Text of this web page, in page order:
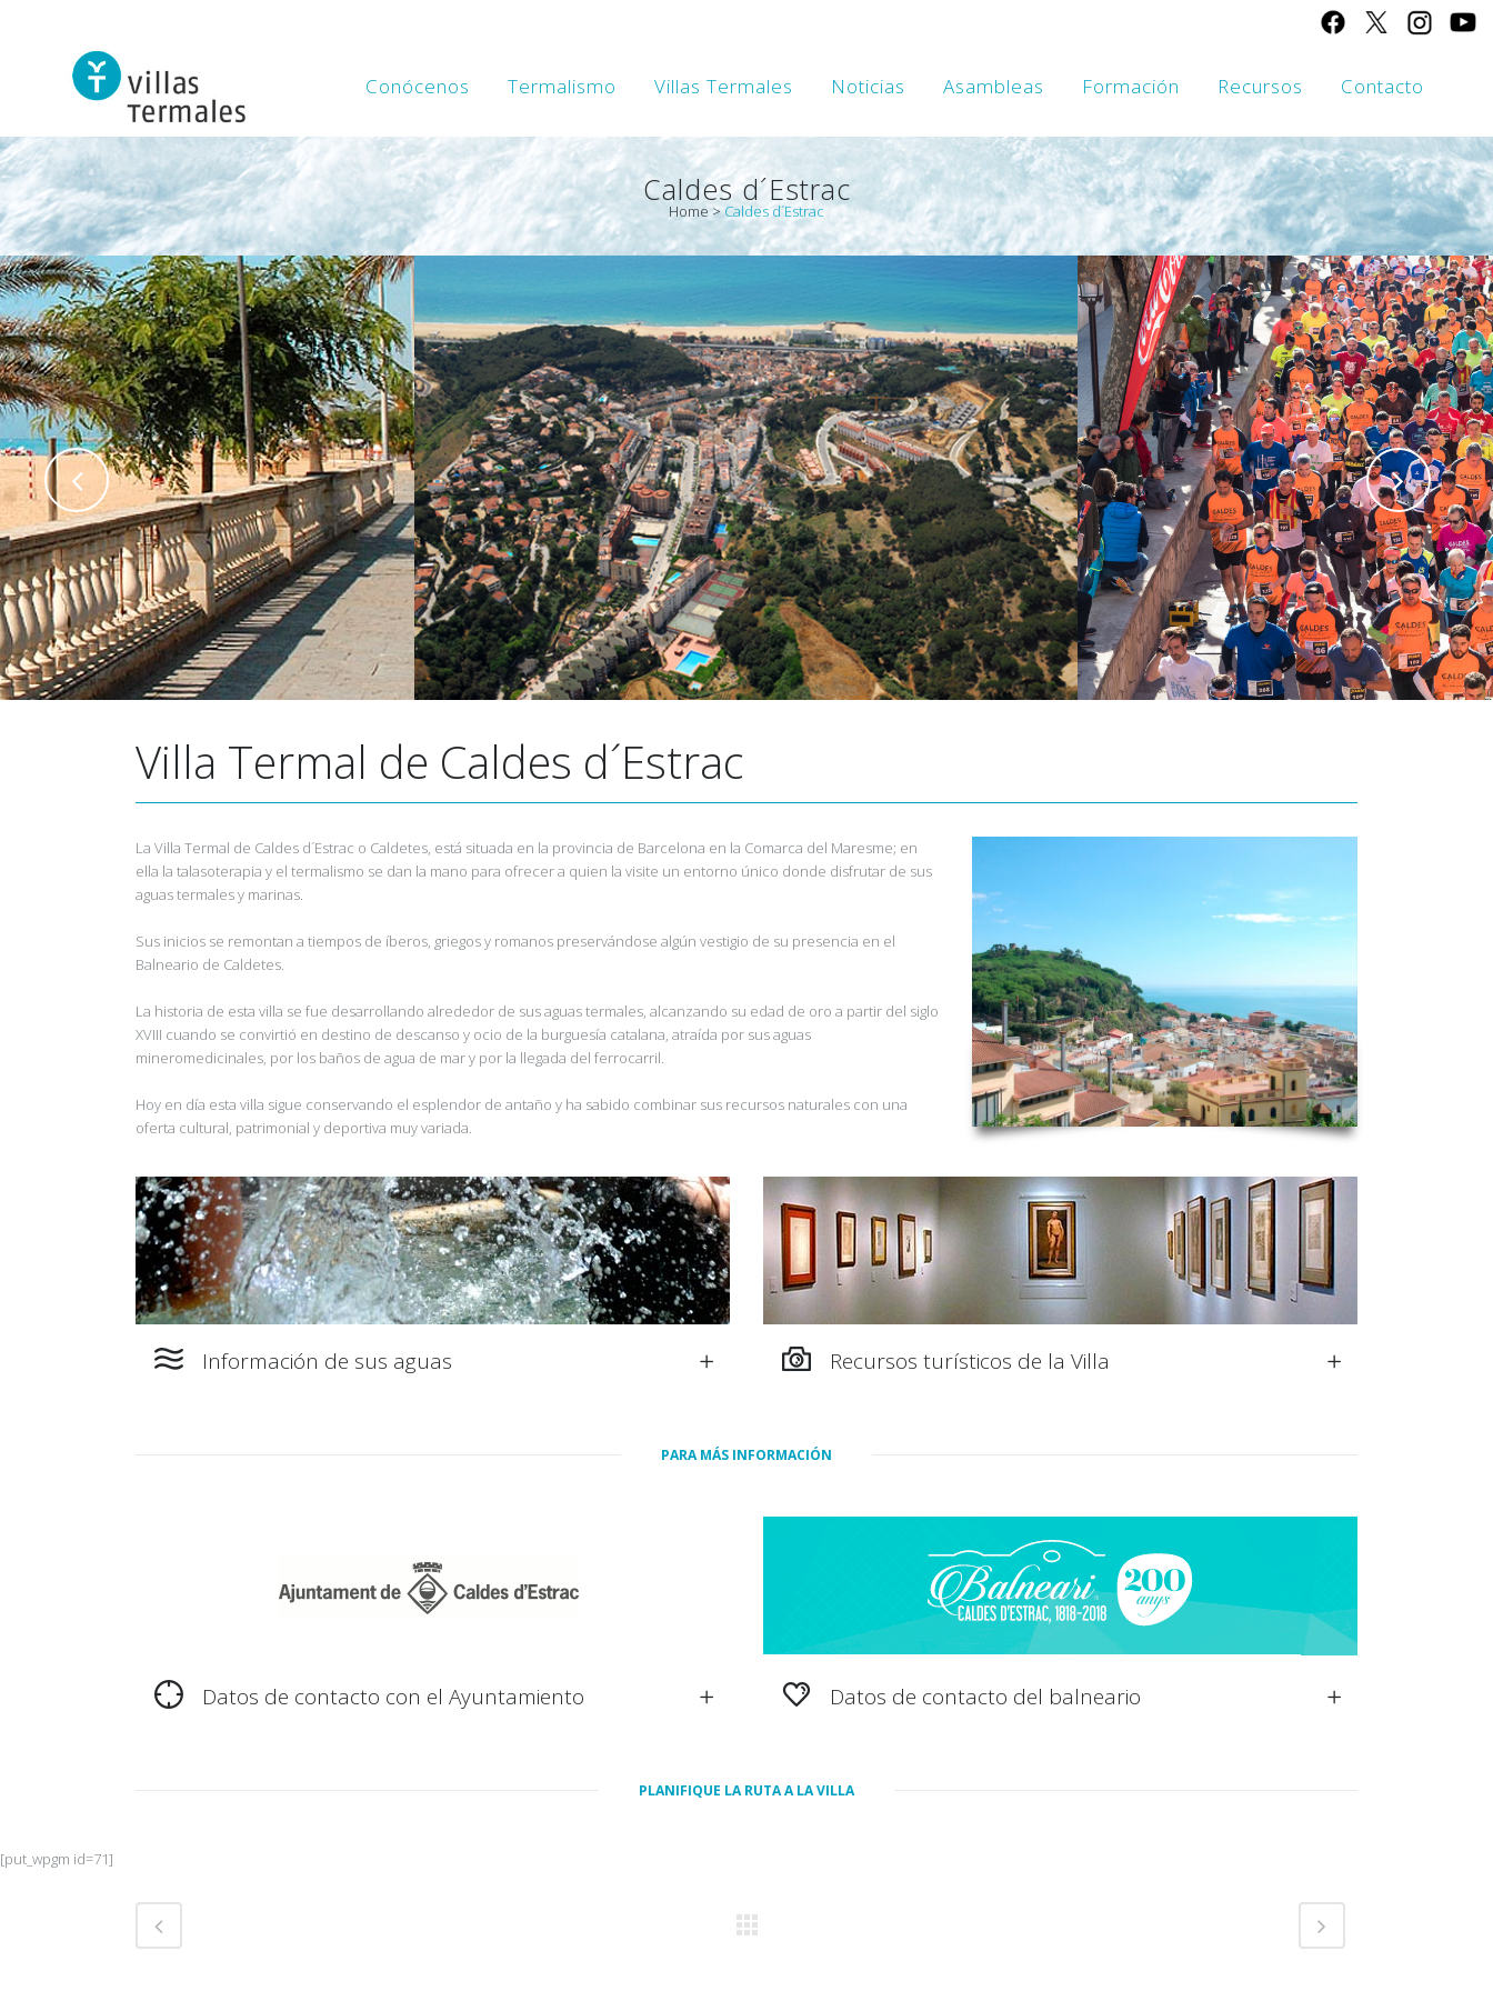
Conócenos Termalismo Villas Termales Noticias Asambleas Formación Recursos Contacto
Caldes d´Estrac
Home>Caldes d´Estrac
Villa Termal de Caldes d´Estrac
La Villa Termal de Caldes d´Estrac o Caldetes, está situada en la provincia de Barcelona en la Comarca del Maresme; en
ella la talasoterapia y el termalismo se dan la mano para ofrecer a quien la visite un entorno único donde disfrutar de sus
aguas termales y marinas.
Sus inicios se remontan a tiempos de íberos, griegos y romanos preservándose algún vestigio de su presencia en el
Balneario de Caldetes.
La historia de esta villa se fue desarrollando alrededor de sus aguas termales, alcanzando su edad de oro a partir del siglo
XVIII cuando se convirtió en destino de descanso y ocio de la burguesía catalana, atraída por sus aguas
mineromedicinales, por los baños de agua de mar y por la llegada del ferrocarril.
Hoy en día esta villa sigue conservando el esplendor de antaño y ha sabido combinar sus recursos naturales con una
oferta cultural, patrimonial y deportiva muy variada.
Información de sus aguas Recursos turísticos de la Villa
PARA MÁS INFORMACIÓN
Datos de contacto con el Ayuntamiento Datos de contacto del balneario
PLANIFIQUE LA RUTA A LA VILLA
[put_wpgm id=71]